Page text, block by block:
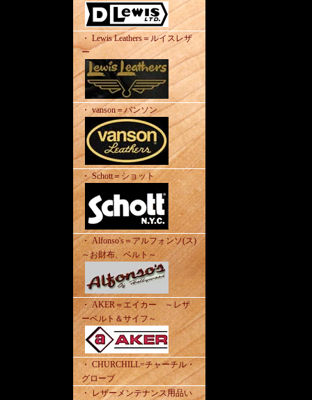
・ Lewis Leathers＝ルイスレザ
ー
・ vanson＝バンソン
・ Schott＝ショット
・ Alfonso's＝アルフォンソ(ス)
～お財布、ベルト～
・ AKER＝エイカー ～レザ
ーベルト＆サイフ～
・ CHURCHILL=チャーチル・
グローブ
・ レザーメンテナンス用品い